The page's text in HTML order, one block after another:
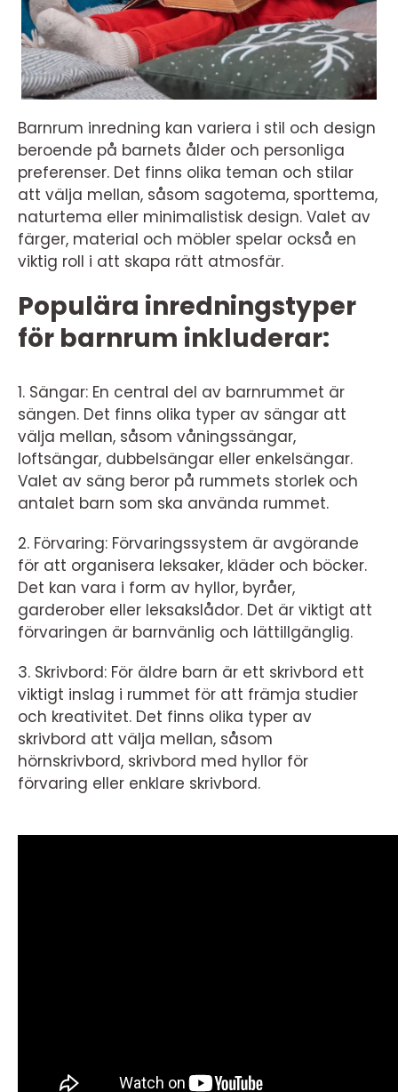
Barnrum inredning kan variera i stil och design
beroende på barnets ålder och personliga
preferenser. Det finns olika teman och stilar
att välja mellan, såsom sagotema, sporttema,
naturtema eller minimalistisk design. Valet av
färger, material och möbler spelar också en
viktig roll i att skapa rätt atmosfär.
Populära inredningstyper
för barnrum inkluderar:
1. Sängar: En central del av barnrummet är
sängen. Det finns olika typer av sängar att
välja mellan, såsom våningssängar,
loftsängar, dubbelsängar eller enkelsängar.
Valet av säng beror på rummets storlek och
antalet barn som ska använda rummet.
2. Förvaring: Förvaringssystem är avgörande
för att organisera leksaker, kläder och böcker.
Det kan vara i form av hyllor, byråer,
garderober eller leksakslådor. Det är viktigt att
förvaringen är barnvänlig och lättillgänglig.
3. Skrivbord: För äldre barn är ett skrivbord ett
viktigt inslag i rummet för att främja studier
och kreativitet. Det finns olika typer av
skrivbord att välja mellan, såsom
hörnskrivbord, skrivbord med hyllor för
förvaring eller enklare skrivbord.